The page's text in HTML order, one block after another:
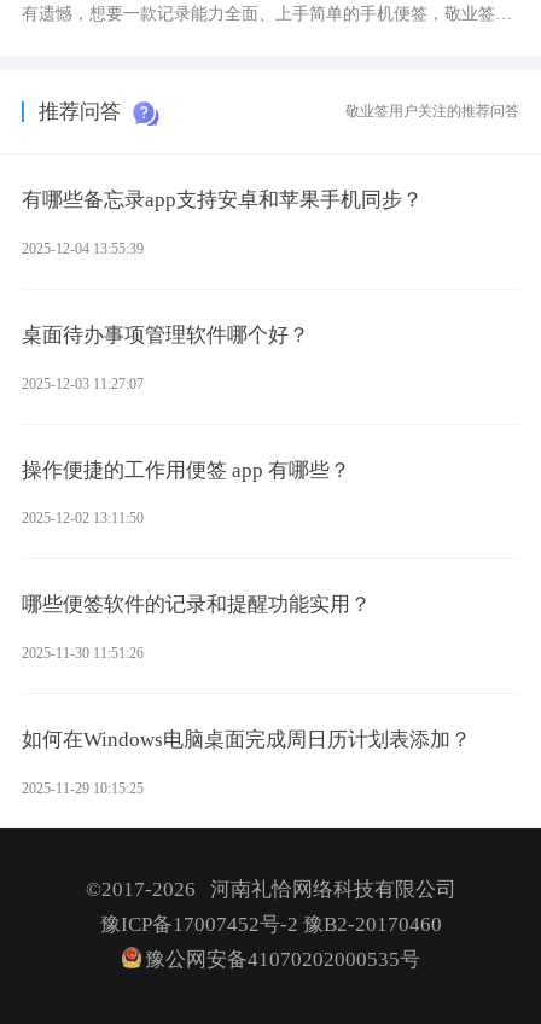
有遗憾，想要一款记录能力全面、上手简单的手机便签，敬业签是
推荐问答 敬业签用户关注的推荐问答
有哪些备忘录app支持安卓和苹果手机同步？
2025-12-04 13:55:39
桌面待办事项管理软件哪个好？
2025-12-03 11:27:07
操作便捷的工作用便签 app 有哪些？
2025-12-02 13:11:50
哪些便签软件的记录和提醒功能实用？
2025-11-30 11:51:26
如何在Windows电脑桌面完成周日历计划表添加？
2025-11-29 10:15:25
©2017-2026 河南礼恰网络科技有限公司
豫ICP备17007452号-2 豫B2-20170460
豫公网安备41070202000535号